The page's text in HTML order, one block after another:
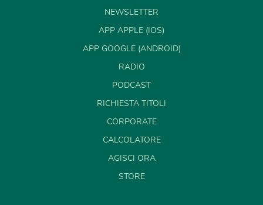
NEWSLETTER
APP APPLE (IOS)
APP GOOGLE (ANDROID)
RADIO
PODCAST
RICHIESTA TITOLI
CORPORATE
CALCOLATORE
AGISCI ORA
STORE